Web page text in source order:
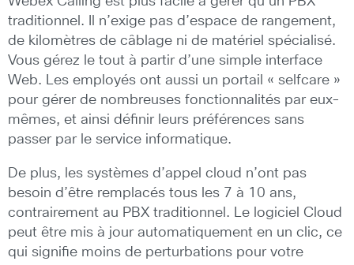
traditionnel. Il n’exige pas d’espace de rangement,
de kilomètres de câblage ni de matériel spécialisé.
Vous gérez le tout à partir d’une simple interface
Web. Les employés ont aussi un portail « selfcare »
pour gérer de nombreuses fonctionnalités par eux-
mêmes, et ainsi définir leurs préférences sans
passer par le service informatique.
De plus, les systèmes d’appel cloud n’ont pas
besoin d’être remplacés tous les 7 à 10 ans,
contrairement au PBX traditionnel. Le logiciel Cloud
peut être mis à jour automatiquement en un clic, ce
qui signifie moins de perturbations pour votre